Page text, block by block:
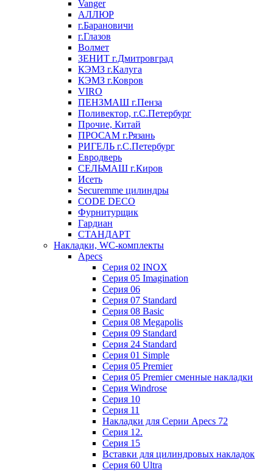
Vanger
АЛЛЮР
г.Барановичи
г.Глазов
Волмет
ЗЕНИТ г.Дмитровград
КЭМЗ г.Калуга
КЭМЗ г.Ковров
VIRO
ПЕНЗМАШ г.Пенза
Поливектор, г.С.Петербург
Прочие, Китай
ПРОСАМ г.Рязань
РИГЕЛЬ г.С.Петербург
Евродверь
СЕЛЬМАШ г.Киров
Исеть
Securemme цилиндры
CODE DECO
Фурнитурщик
Гардиан
СТАНДАРТ
Накладки, WC-комплекты
Apecs
Cерия 02 INOX
Cерия 05 Imagination
Cерия 06
Cерия 07 Standard
Cерия 08 Basic
Cерия 08 Megapolis
Cерия 09 Standard
Cерия 24 Standard
Серия 01 Simple
Серия 05 Premier
Серия 05 Premier сменные накладки
Cерия Windrose
Серия 10
Серия 11
Накладки для Серии Apecs 72
Серия 12.
Серия 15
Вставки для цилиндровых накладок
Серия 60 Ultra